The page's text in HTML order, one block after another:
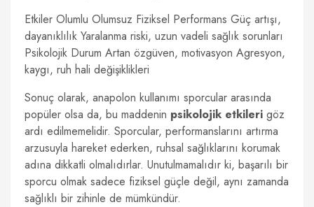
Etkiler Olumlu Olumsuz Fiziksel Performans Güç artışı,
dayanıklılık Yaralanma riski, uzun vadeli sağlık sorunları
Psikolojik Durum Artan özgüven, motivasyon Agresyon,
kaygı, ruh hali değişiklikleri
Sonuç olarak, anapolon kullanımı sporcular arasında
popüler olsa da, bu maddenin psikolojik etkileri göz
ardı edilmemelidir. Sporcular, performanslarını artırma
arzusuyla hareket ederken, ruhsal sağlıklarını korumak
adına dikkatli olmalıdırlar. Unutulmamalıdır ki, başarılı bir
sporcu olmak sadece fiziksel güçle değil, aynı zamanda
sağlıklı bir zihinle de mümkündür.